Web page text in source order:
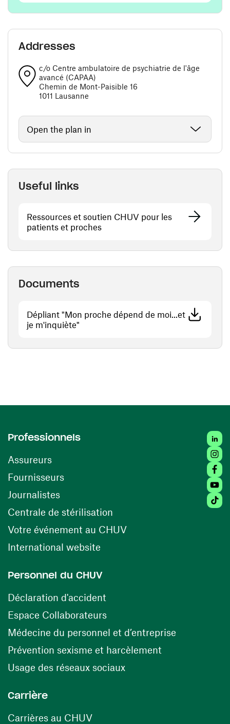
Addresses
c/o Centre ambulatoire de psychiatrie de l'âge
avancé (CAPAA)
Chemin de Mont-Paisible 16
1011 Lausanne
Open the plan in
Useful links
Ressources et soutien CHUV pour les
patients et proches
Documents
Dépliant "Mon proche dépend de moi...et
je m'inquiète"
Professionnels
Assureurs
Fournisseurs(opens in a new window)
Journalistes
Centrale de stérilisation (opens in a new window)
Votre événement au CHUV(opens in a new
International website
Personnel du CHUV
Déclaration d'accident
Espace Collaborateurs(opens in a new window)
Médecine du personnel et d’entreprise
Prévention sexisme et harcèlement
Usage des réseaux sociaux(opens in a new
Carrière
Carrières au CHUV(opens in a new window)